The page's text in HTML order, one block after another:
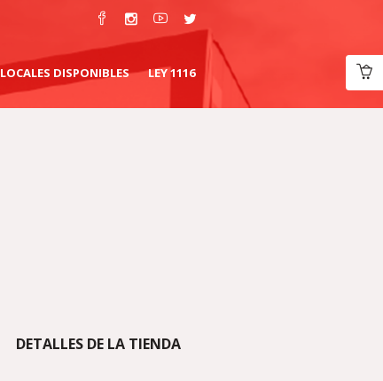
LOCALES DISPONIBLES LEY 1116
DETALLES DE LA TIENDA